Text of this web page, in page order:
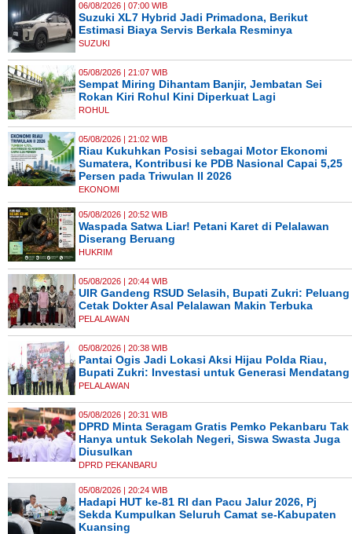
06/08/2026 | 07:00 WIB
Suzuki XL7 Hybrid Jadi Primadona, Berikut
Estimasi Biaya Servis Berkala Resminya
SUZUKI
05/08/2026 | 21:07 WIB
Sempat Miring Dihantam Banjir, Jembatan Sei
Rokan Kiri Rohul Kini Diperkuat Lagi
ROHUL
05/08/2026 | 21:02 WIB
Riau Kukuhkan Posisi sebagai Motor Ekonomi
Sumatera, Kontribusi ke PDB Nasional Capai 5,25
Persen pada Triwulan II 2026
EKONOMI
05/08/2026 | 20:52 WIB
Waspada Satwa Liar! Petani Karet di Pelalawan
Diserang Beruang
HUKRIM
05/08/2026 | 20:44 WIB
UIR Gandeng RSUD Selasih, Bupati Zukri: Peluang
Cetak Dokter Asal Pelalawan Makin Terbuka
PELALAWAN
05/08/2026 | 20:38 WIB
Pantai Ogis Jadi Lokasi Aksi Hijau Polda Riau,
Bupati Zukri: Investasi untuk Generasi Mendatang
PELALAWAN
05/08/2026 | 20:31 WIB
DPRD Minta Seragam Gratis Pemko Pekanbaru Tak
Hanya untuk Sekolah Negeri, Siswa Swasta Juga
Diusulkan
DPRD PEKANBARU
05/08/2026 | 20:24 WIB
Hadapi HUT ke-81 RI dan Pacu Jalur 2026, Pj
Sekda Kumpulkan Seluruh Camat se-Kabupaten
Kuansing